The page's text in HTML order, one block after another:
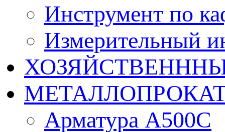
Инструмент по
Измерительный
Арматура А500С